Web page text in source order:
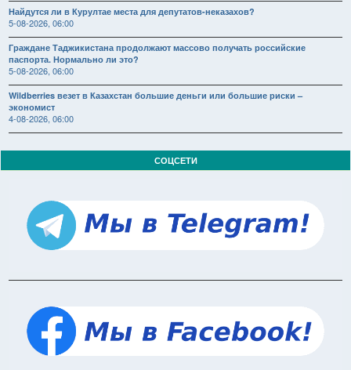
Найдутся ли в Курултае места для депутатов-неказахов?
5-08-2026, 06:00
Граждане Таджикистана продолжают массово получать российские
паспорта. Нормально ли это?
5-08-2026, 06:00
Wildberries везет в Казахстан большие деньги или большие риски –
экономист
4-08-2026, 06:00
СОЦСЕТИ